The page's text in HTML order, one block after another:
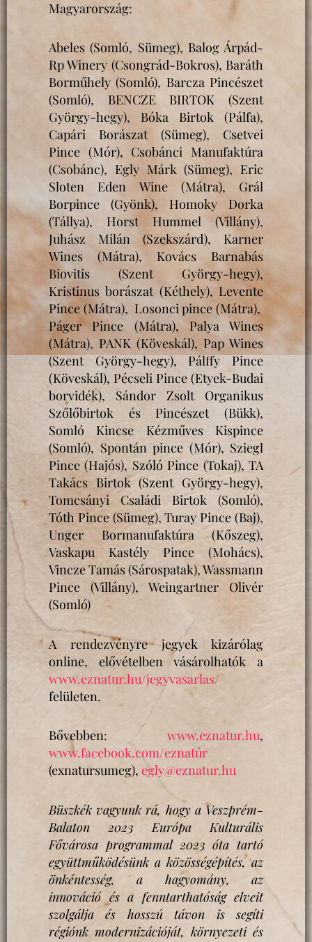
Magyarország:
Abeles (Somló, Sümeg), Balog Árpád-
Rp Winery (Csongrád-Bokros), Baráth
Borműhely (Somló), Barcza Pincészet
(Somló), BENCZE BIRTOK (Szent
György-hegy), Bóka Birtok (Pálfa),
Capári Borászat (Sümeg), Csetvei
Pince (Mór), Csobánci Manufaktúra
(Csobánc), Egly Márk (Sümeg), Eric
Sloten Eden Wine (Mátra), Grál
Borpince (Gyönk), Homoky Dorka
(Tállya), Horst Hummel (Villány),
Juhász Milán (Szekszárd), Karner
Wines (Mátra), Kovács Barnabás
Biovitis (Szent György-hegy),
Kristinus borászat (Kéthely), Levente
Pince (Mátra), Losonci pince (Mátra),
Páger Pince (Mátra), Palya Wines
(Mátra), PANK (Köveskál), Pap Wines
(Szent György-hegy), Pálffy Pince
(Köveskál), Pécseli Pince (Etyek-Budai
borvidék), Sándor Zsolt Organikus
Szőlőbirtok és Pincészet (Bükk),
Somló Kincse Kézműves Kispince
(Somló), Spontán pince (Mór), Sziegl
Pince (Hajós), Szóló Pince (Tokaj), TA
Takács Birtok (Szent György-hegy),
Tomcsányi Családi Birtok (Somló),
Tóth Pince (Sümeg), Turay Pince (Baj),
Unger Bormanufaktúra (Kőszeg),
Vaskapu Kastély Pince (Mohács),
Vincze Tamás (Sárospatak), Wassmann
Pince (Villány), Weingartner Olivér
(Somló)
A rendezvényre jegyek kizárólag
online, elővételben vásárolhatók a
www.eznatur.hu/jegyvasarlas/
felületen.
Bővebben: www.eznatur.hu,
www.facebook.com/eznatúr
(exnatursumeg), egly@eznatur.hu
Büszkék vagyunk rá, hogy a Veszprém-
Balaton 2023 Európa Kulturális
Fővárosa programmal 2023 óta tartó
együttműködésünk a közösségépítés, az
önkéntesség, a hagyomány, az
innováció és a fenntarthatóság elveit
szolgálja és hosszú távon is segíti
régiónk modernizációját, környezeti és